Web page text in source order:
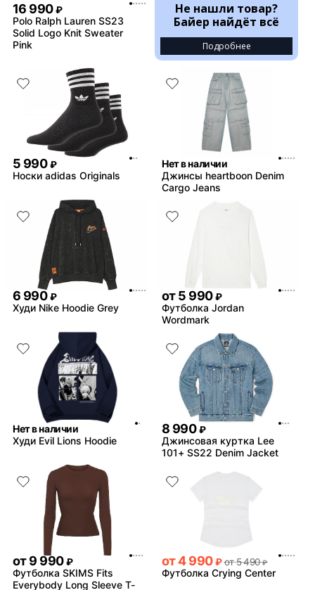
16 990 ₽
Polo Ralph Lauren SS23
Solid Logo Knit Sweater
Pink
Не нашли товар?
Байер найдёт всё
Подробнее
5 990 ₽
Носки adidas Originals
Нет в наличии
Джинсы heartboon Denim
Cargo Jeans
6 990 ₽
Худи Nike Hoodie Grey
от5 990 ₽
Футболка Jordan
Wordmark
Нет в наличии
Худи Evil Lions Hoodie
8 990 ₽
Джинсовая куртка Lee
101+ SS22 Denim Jacket
от9 990 ₽
Футболка SKIMS Fits
Everybody Long Sleeve T-
от4 990 ₽ от 5 490 ₽
Футболка Crying Center